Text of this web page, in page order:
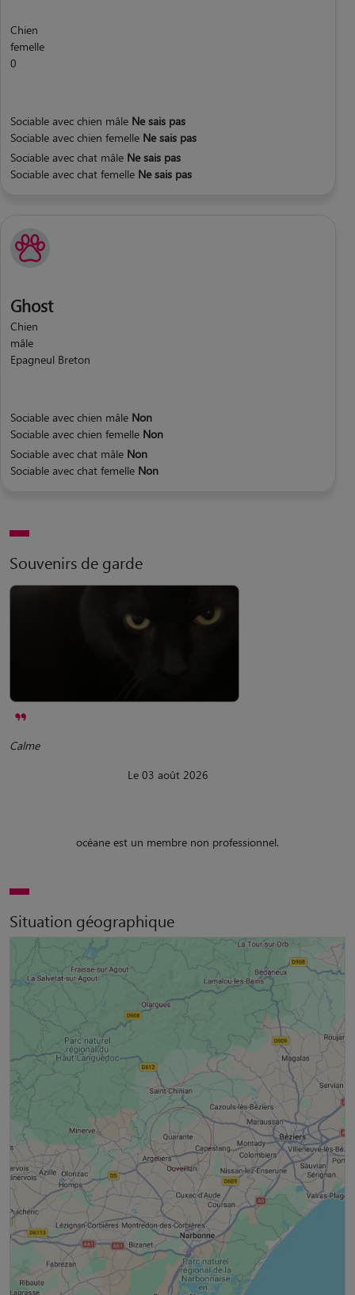
Chien
femelle
0
Sociable avec chien mâle Ne sais pas
Sociable avec chien femelle Ne sais pas
Sociable avec chat mâle Ne sais pas
Sociable avec chat femelle Ne sais pas
Ghost
Chien
mâle
Epagneul Breton
Sociable avec chien mâle Non
Sociable avec chien femelle Non
Sociable avec chat mâle Non
Sociable avec chat femelle Non
Souvenirs de garde
Calme
Le 03 août 2026
océane est un membre non professionnel.
Situation géographique